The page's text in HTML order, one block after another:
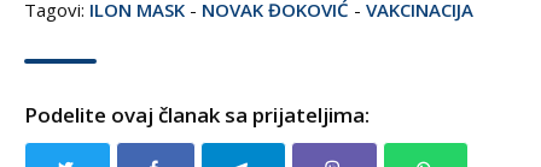
Tagovi: ILON MASK - NOVAK ĐOKOVIĆ - VAKCINACIJA
Podelite ovaj članak sa prijateljima: